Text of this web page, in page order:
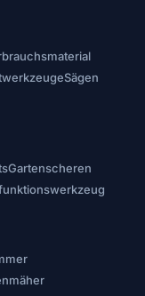
Sägen
Gartenscheren